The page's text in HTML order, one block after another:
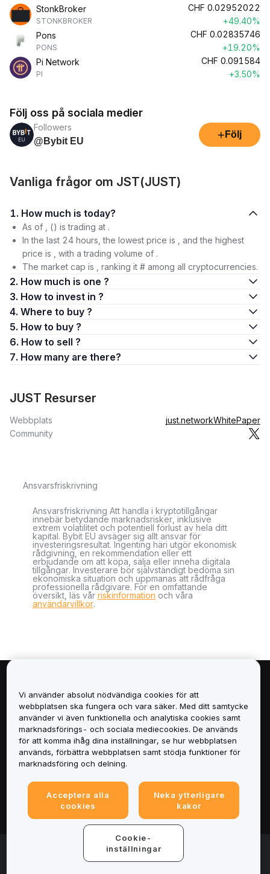
StonkBroker
STONKBROKER
CHF 0.02952022
+49.40%
Pons
PONS
CHF 0.02835746
+19.20%
Pi Network
PI
CHF 0.091584
+3.50%
Följ oss på sociala medier
Followers
@Bybit EU
+ Följ
Vanliga frågor om JST(JUST)
1. How much is today?
As of , () is trading at .
In the last 24 hours, the lowest price is , and the highest
price is , with a trading volume of .
The market cap is , ranking it # among all cryptocurrencies.
2. How much is one ?
3. How to invest in ?
4. Where to buy ?
5. How to buy ?
6. How to sell ?
7. How many are there?
JUST Resurser
Webbplats just.networkWhitePaper
Community
Ansvarsfriskrivning
Ansvarsfriskrivning Att handla i kryptotillgångar
innebär betydande marknadsrisker, inklusive
extrem volatilitet och potentiell förlust av hela ditt
kapital. Bybit EU avsäger sig allt ansvar för
investeringsresultat. Ingenting häri utgör ekonomisk
rådgivning, en rekommendation eller ett
erbjudande om att köpa, sälja eller inneha digitala
tillgångar. Investerare bör självständigt bedöma sin
ekonomiska situation och uppmanas att rådfråga
professionella rådgivare. För en omfattande
översikt, läs vår riskinformation och våra
användarvillkor.
Tjänster
Support
© 2025-2026 Bybit.eu. Alla rättigheter förbehålls.
Vi använder absolut nödvändiga cookies för att
webbplatsen ska fungera och vara säker. Med ditt samtycke
använder vi även funktionella och analytiska cookies samt
marknadsförings- och sociala mediecookies. De används
för att komma ihåg dina inställningar, se hur webbplatsen
används, förbättra webbplatsen samt stödja funktioner för
marknadsföring och delning.
Acceptera alla
cookies
Neka ytterligare
kakor
Cookie-
inställningar